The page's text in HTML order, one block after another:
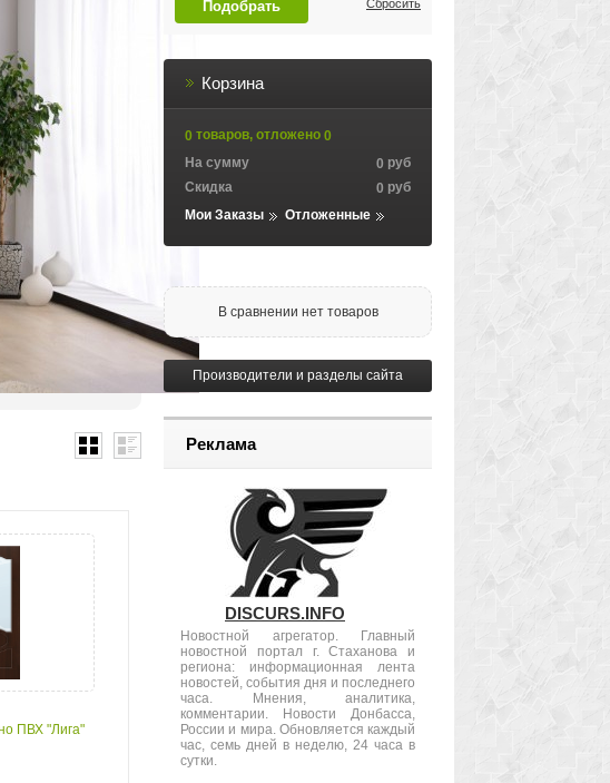
ПВХ "Лига"
Сбросить
Подобрать
Корзина
0 товаров, отложено 0
На сумму
0 руб
Скидка
0 руб
Мои Заказы
Отложенные
В сравнении нет товаров
Производители и разделы сайта
Реклама
DISCURS.INFO
Новостной агрегатор. Главный
новостной портал г. Стаханова и
региона: информационная лента
новостей, события дня и последнего
часа. Мнения, аналитика,
комментарии. Новости Донбасса,
России и мира. Обновляется каждый
час, семь дней в неделю, 24 часа в
сутки.